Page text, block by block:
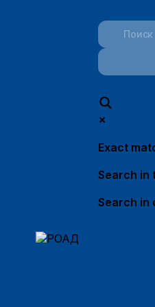
Exact
Search in
Search in